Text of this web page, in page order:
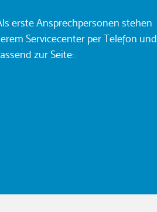
erste Ansprechpersonen stehen
Servicecenter per Telefon und
zur Seite: